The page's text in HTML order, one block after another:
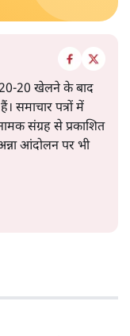
20-20 खेलने के बाद
समाचार पत्रों में
संग्रह से प्रकाशित
आंदोलन पर भी